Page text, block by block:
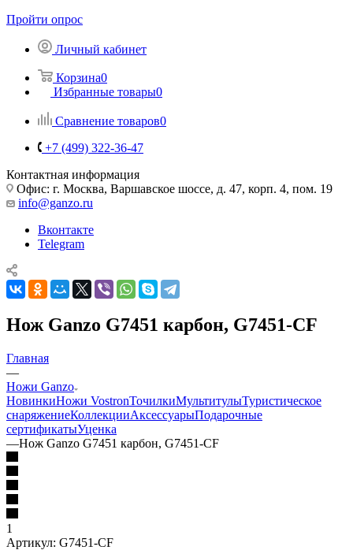
Пройти опрос
Личный кабинет
Корзина0
Избранные товары0
Сравнение товаров0
+7 (499) 322-36-47
Контактная информация
Офис: г. Москва, Варшавское шоссе, д. 47, корп. 4, пом. 19
info@ganzo.ru
Вконтакте
Telegram
Нож Ganzo G7451 карбон, G7451-CF
Главная
—
Ножи Ganzo
НовинкиНожи VostronТочилкиМультитулыТуристическое
снаряжениеКоллекцииАксессуарыПодарочные
сертификатыУценка
—Нож Ganzo G7451 карбон, G7451-CF
1
Артикул: G7451-CF